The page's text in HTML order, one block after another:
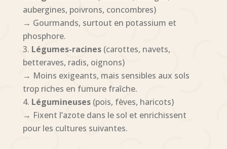
aubergines, poivrons, concombres)
→ Gourmands, surtout en potassium et
phosphore.
Légumes-racines(carottes, navets,
betteraves, radis, oignons)
→ Moins exigeants, mais sensibles aux sols
trop riches en fumure fraîche.
Légumineuses(pois, fèves, haricots)
→ Fixent l’azote dans le sol et enrichissent
pour les cultures suivantes.